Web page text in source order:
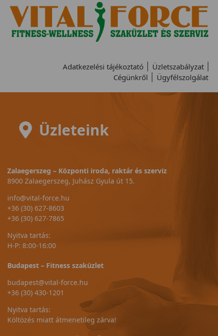
Adatkezelési tájékoztató
Üzletszabályzat
Cégünkről
Ügyfélszolgálat
Üzleteink
Zalaegerszeg – Központi iroda, raktár és szerviz
8900 Zalaegerszeg, Juhász Gyula út 15.
info@vital-force.hu
+36 (30) 627-8603
+36 (30) 627-7865
Nyitva tartás:
H-P: 8:00-16:00
Budapest – Fitness szaküzlet
budapest@vital-force.hu
+36 (30) 430-1201
Nyitva tartás:
Költözés miatt átmenetileg zárva!